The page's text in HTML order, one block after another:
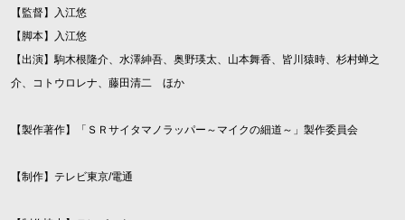
【監督】入江悠
【脚本】入江悠
【出演】駒木根隆介、水澤紳吾、奥野瑛太、山本舞香、皆川猿時、杉村蝉之
介、コトウロレナ、藤田清二 ほか
【製作著作】「ＳＲサイタマノラッパー～マイクの細道～」製作委員会
【制作】テレビ東京/電通